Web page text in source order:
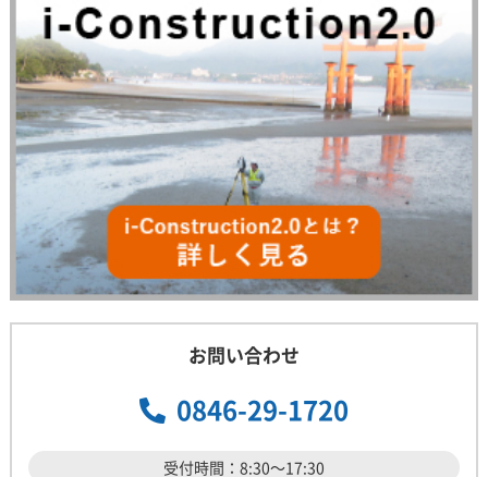
お問い合わせ
0846-29-1720
受付時間：8:30～17:30